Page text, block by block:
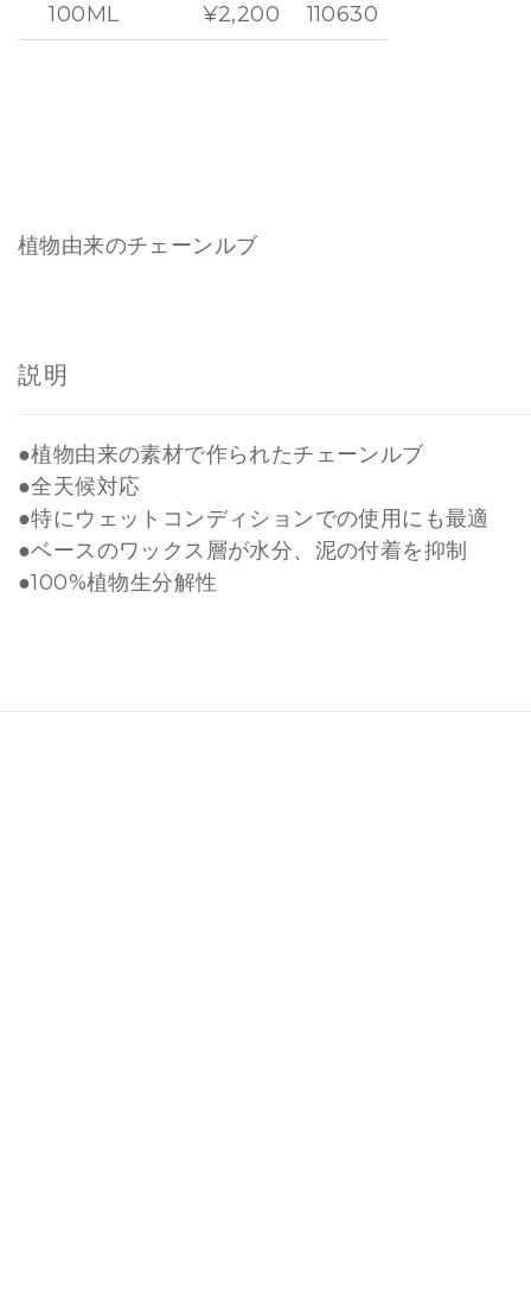
100ML ¥2,200 110630
植物由来のチェーンルブ
説明
●植物由来の素材で作られたチェーンルブ
●全天候対応
●特にウェットコンディションでの使用にも最適
●ベースのワックス層が水分、泥の付着を抑制
●100%植物生分解性